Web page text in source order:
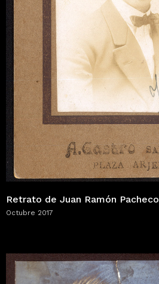
Retrato de Juan Ramón Pacheco
Octubre 2017